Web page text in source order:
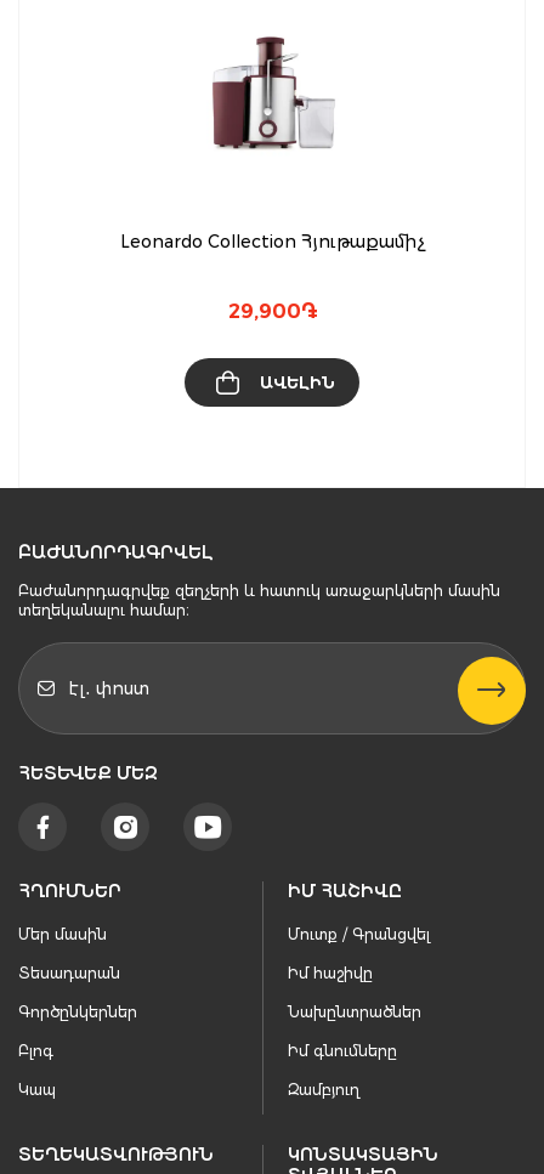
Leonardo Collection Հյութաքամիչ
29,900֏
ԱՎԵԼԻՆ
ԲԱԺԱՆՈՐԴԱԳՐՎԵԼ
Բաժանորդագրվեք զեղչերի և հատուկ առաջարկների մասին
տեղեկանալու համար։
ՀԵՏԵՒԵՔ ՄԵԶ
ՀՂՈՒՄՆԵՐ
Մեր մասին
Տեսադարան
Գործընկերներ
Բլոգ
Կապ
ԻՄ ՀԱՇԻՎԸ
Մուտք / Գրանցվել
Իմ հաշիվը
Նախընտրածներ
Իմ գնումները
Զամբյուղ
ՏԵՂԵԿԱՏՎՈՒԹՅՈՒՆ
ԿՈՆՏԱԿՏԱՅԻՆ